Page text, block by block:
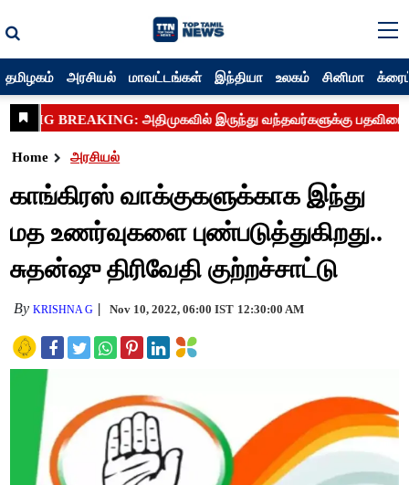
தமிழகம் அரசியல் மாவட்டங்கள் இந்தியா உலகம் சினிமா
Home அரசியல்
காங்கிரஸ் வாக்குகளுக்காக இந்து
மத உணர்வுகளை புண்படுத்துகிறது..
சுதன்ஷு திரிவேதி குற்றச்சாட்டு
ByKRISHNA G Nov 10, 2022, 06:00 IST 12:30:00 AM